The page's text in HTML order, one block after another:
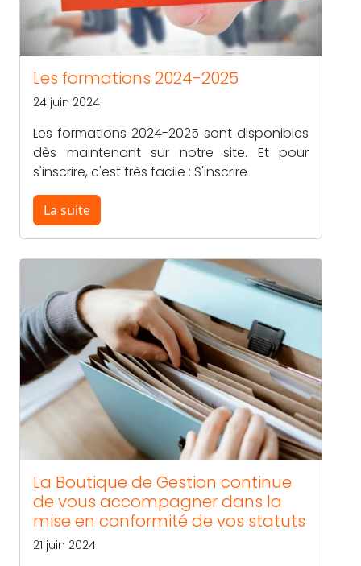
Les formations 2024-2025
24 juin 2024
Les formations 2024-2025 sont disponibles
dès maintenant sur notre site. Et pour
s'inscrire, c'est très facile : S'inscrire
La suite
La Boutique de Gestion continue
de vous accompagner dans la
mise en conformité de vos statuts
21 juin 2024